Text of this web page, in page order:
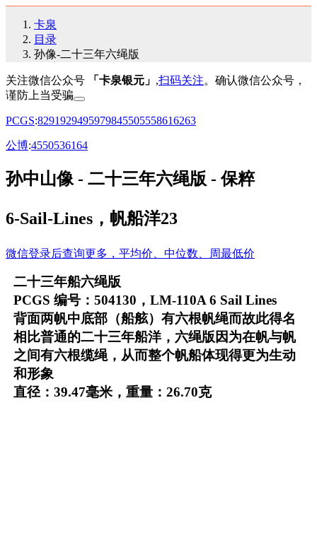
卡泉
目录
孙像-二十三年六绳版
关注微信公众号 「卡泉银元」 ,扫码关注。确认微信公众号，
谨防上当受骗
PCGS:8291929495979845505558616263
公博:4550536164
孙中山像 - 二十三年六绳版 - 保粹
6-Sail-Lines，帆船洋23
微信登录后查询更多，平均价、中位数、周最低价
二十三年船六绳版
PCGS 编号：504130，LM-110A 6 Sail Lines
背面两帆中底部（船舷）有六根帆绳而故此得名
相比普通的二十三年船洋，六绳版因为在帆与帆
之间有六根缆绳，从而整个帆船体现得更为生动
和形象
直径：39.47毫米，重量：26.70克